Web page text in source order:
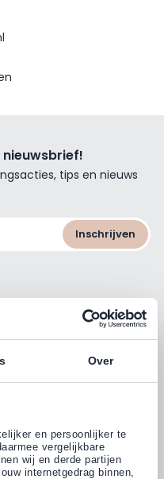
Over
en persoonlijker te
vergelijkbare
wij en derde partijen
internetgedrag binnen,
tips en nieuws
Inschrijven
(38.000+)